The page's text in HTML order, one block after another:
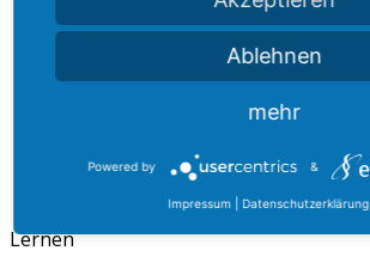
dummy+49 27 21 60 599 106
info@b-l-g.de
Lernen
Ablehnen
mehr
Powered by &
Impressum Datenschutzerklärung